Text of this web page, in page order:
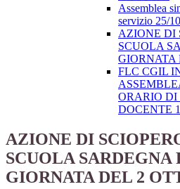
Assemblea
servizio 25/
AZIONE DI
SCUOLA
GIORNATA
FLC CGIL
ORARIO DI
DOCENTE
AZIONE DI
SCUOLA SARDEGNA
GIORNATA DEL 2